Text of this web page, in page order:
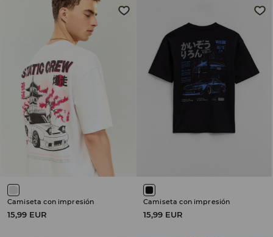
Camiseta con impresión
15,99 EUR
Camiseta con impresión
15,99 EUR